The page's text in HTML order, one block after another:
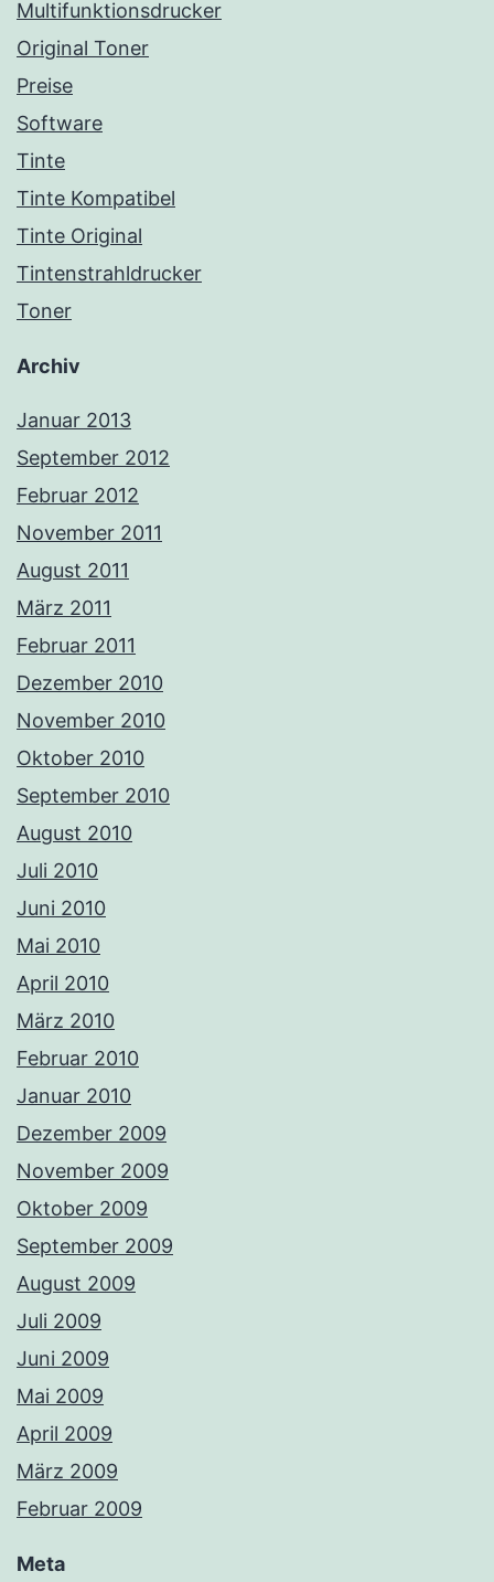
Multifunktionsdrucker
Original Toner
Preise
Software
Tinte
Tinte Kompatibel
Tinte Original
Tintenstrahldrucker
Toner
Archiv
Januar 2013
September 2012
Februar 2012
November 2011
August 2011
März 2011
Februar 2011
Dezember 2010
November 2010
Oktober 2010
September 2010
August 2010
Juli 2010
Juni 2010
Mai 2010
April 2010
März 2010
Februar 2010
Januar 2010
Dezember 2009
November 2009
Oktober 2009
September 2009
August 2009
Juli 2009
Juni 2009
Mai 2009
April 2009
März 2009
Februar 2009
Meta